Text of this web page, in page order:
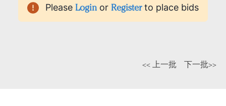
Please Login or Register to place bids
<< 上一批 下一批>>